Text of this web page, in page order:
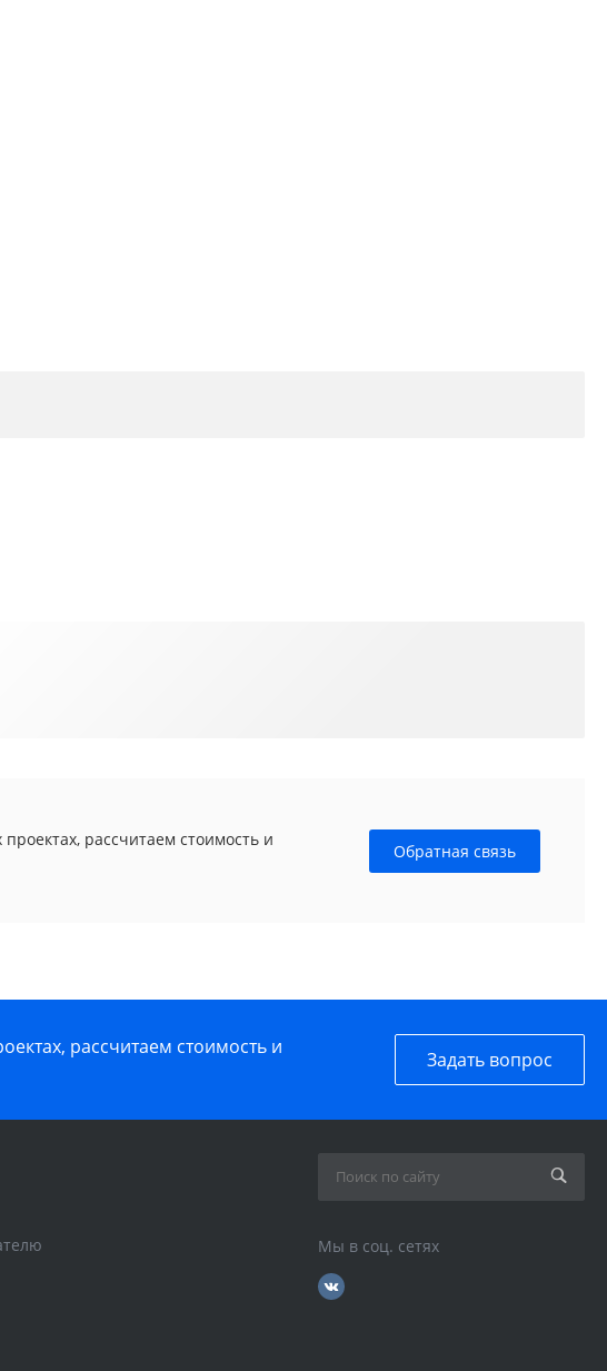
рассчитаем стоимость и
Обратная связь
рассчитаем стоимость и
Задать вопрос
Мы в соц. сетях